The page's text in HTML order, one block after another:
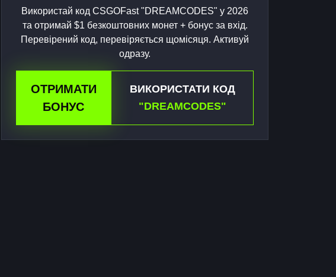
Використай код CSGOFast "DREAMCODES" у 2026
та отримай $1 безкоштовних монет + бонус за вхід.
Перевірений код, перевіряється щомісяця. Активуй
одразу.
ОТРИМАТИ
БОНУС
ВИКОРИСТАТИ КОД
"DREAMCODES"